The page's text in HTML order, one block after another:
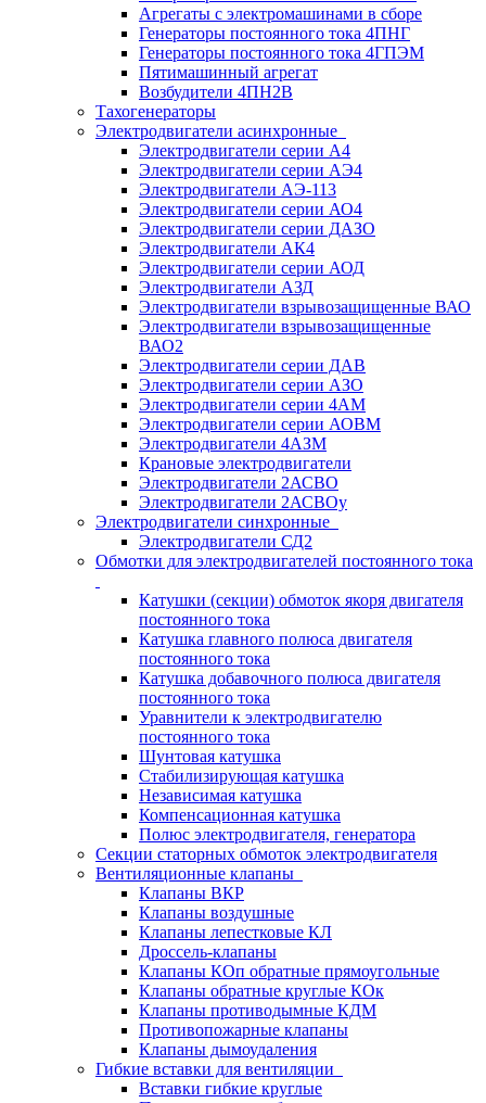
Агрегаты с электромашинами в сборе
Генераторы постоянного тока 4ПНГ
Генераторы постоянного тока 4ГПЭМ
Пятимашинный агрегат
Возбудители 4ПН2В
Тахогенераторы
Электродвигатели асинхронные
Электродвигатели серии А4
Электродвигатели серии АЭ4
Электродвигатели АЭ-113
Электродвигатели серии АО4
Электродвигатели серии ДАЗО
Электродвигатели АК4
Электродвигатели серии АОД
Электродвигатели АЗД
Электродвигатели взрывозащищенные ВАО
Электродвигатели взрывозащищенные
ВАО2
Электродвигатели серии ДАВ
Электродвигатели серии АЗО
Электродвигатели серии 4АМ
Электродвигатели серии АОВМ
Электродвигатели 4АЗМ
Крановые электродвигатели
Электродвигатели 2АСВО
Электродвигатели 2АСВОу
Электродвигатели синхронные
Электродвигатели СД2
Обмотки для электродвигателей постоянного тока
Катушки (секции) обмоток якоря двигателя
постоянного тока
Катушка главного полюса двигателя
постоянного тока
Катушка добавочного полюса двигателя
постоянного тока
Уравнители к электродвигателю
постоянного тока
Шунтовая катушка
Стабилизирующая катушка
Независимая катушка
Компенсационная катушка
Полюс электродвигателя, генератора
Секции статорных обмоток электродвигателя
Вентиляционные клапаны
Клапаны ВКР
Клапаны воздушные
Клапаны лепестковые КЛ
Дроссель-клапаны
Клапаны КОп обратные прямоугольные
Клапаны обратные круглые КОк
Клапаны противодымные КДМ
Противопожарные клапаны
Клапаны дымоудаления
Гибкие вставки для вентиляции
Вставки гибкие круглые